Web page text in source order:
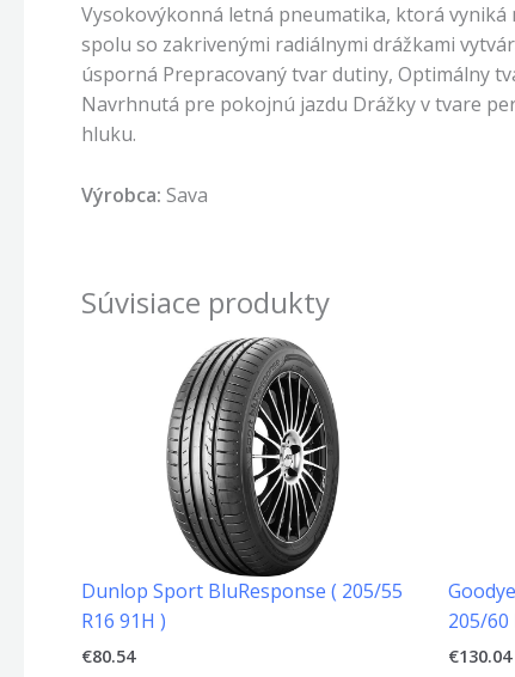
Vysokovýkonná letná pneumatika, ktorá vyniká
spolu so zakrivenými radiálnymi drážkami
úsporná Prepracovaný tvar dutiny, Optimálny
Navrhnutá pre pokojnú jazdu Drážky v tvare
hluku.
Výrobca: Sava
Súvisiace produkty
Dunlop Sport BluResponse ( 205/55
R16 91H )
€80.54
205/60
€130.04